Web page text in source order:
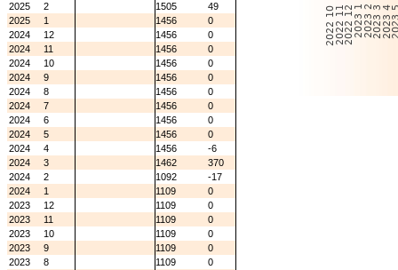
2025
2 1505
49
2025
1 1456
0
2024
12 1456
0
2024
11 1456
0
2024
10 1456
0
2024
9 1456
0
2024
8 1456
0
2024
7 1456
0
2024
6 1456
0
2024
5 1456
0
2024
4 1456
-6
2024
3 1462
370
2024
2 1092
-17
2024
1 1109
0
2023
12 1109
0
2023
11 1109
0
2023
10 1109
0
2023
9 1109
0
2023
8 1109
0